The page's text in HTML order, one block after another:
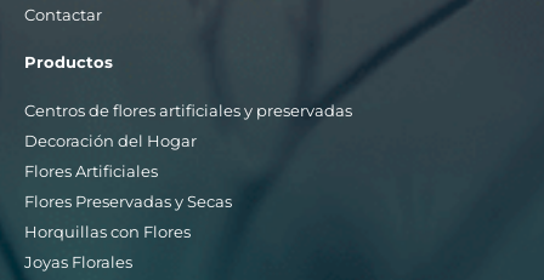
Contactar
Productos
Centros de flores artificiales y preservadas
Decoración del Hogar
Flores Artificiales
Flores Preservadas y Secas
Horquillas con Flores
Joyas Florales